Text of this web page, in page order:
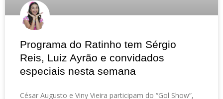
Programa do Ratinho tem Sérgio
Reis, Luiz Ayrão e convidados
especiais nesta semana
César Augusto e Viny Vieira participam do “Gol Show”,